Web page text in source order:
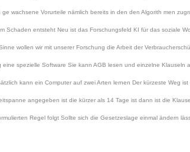
wachsene Vorurteile nämlich bereits in den den Algorith men
entsteht Neu ist das Forschungsfeld KI für das soziale
wollen wir mit unserer Forschung die Arbeit der
spezielle Software Sie kann AGB lesen und einzelne Klauseln
kann ein Computer auf zwei Arten lernen Der kürzeste Weg
angegeben ist die kürzer als 14 Tage ist dann ist die
Regel folgt Sollte sich die Gesetzeslage einmal ändern